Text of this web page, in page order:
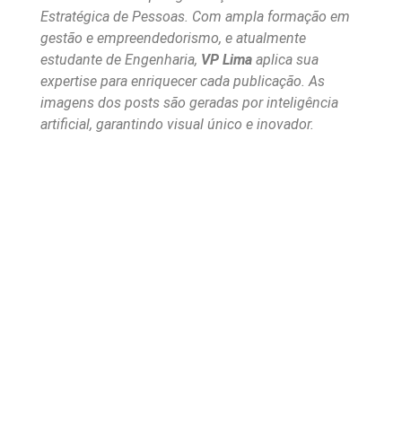
Estratégica de Pessoas. Com ampla formação em
gestão e empreendedorismo, e atualmente
estudante de Engenharia, VP Lima aplica sua
expertise para enriquecer cada publicação. As
imagens dos posts são geradas por inteligência
artificial, garantindo visual único e inovador.